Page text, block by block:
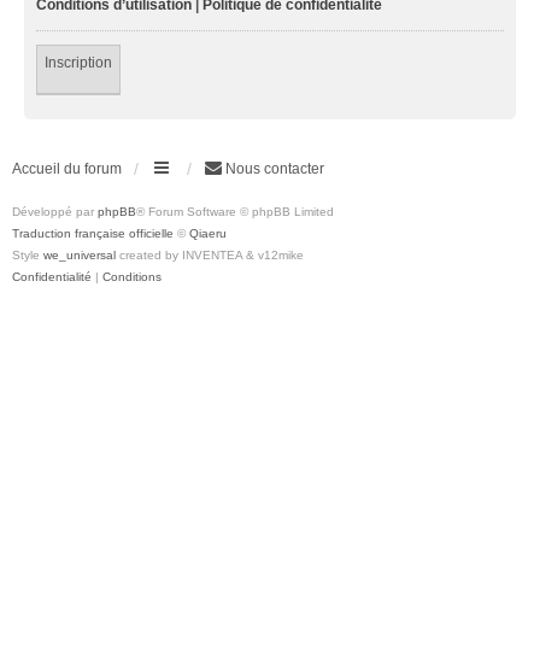
Conditions d’utilisation | Politique de confidentialité
Inscription
Accueil du forum Nous contacter
Développé par phpBB® Forum Software © phpBB Limited
Traduction française officielle © Qiaeru
Style we_universal created by INVENTEA & v12mike
Confidentialité | Conditions